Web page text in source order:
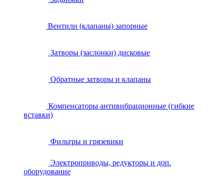
Вентили (клапаны) запорные
Затворы (заслонки) дисковые
Обратные затворы и клапаны
Компенсаторы антивибрационные (гибкие
вставки)
Фильтры и грязевики
Электроприводы, редукторы и доп.
оборудование